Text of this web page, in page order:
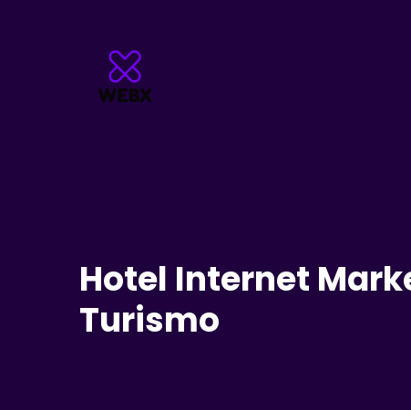
Hotel Internet
Turismo